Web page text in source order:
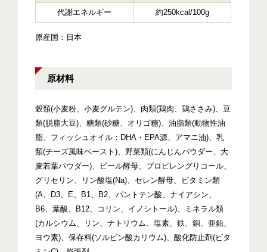
代謝エネルギー 約250kcal/100g
原産国：日本
原材料
穀類(小麦粉、小麦グルテン)、肉類(鶏肉、鶏ささみ)、豆
類(脱脂大豆)、糖類(砂糖、オリゴ糖)、油脂類(動物性油
脂、フィッシュオイル：DHA・EPA源、アマニ油)、乳
類(チーズ風味ペースト)、野菜類(にんじんパウダー、大
麦若葉パウダー)、ビール酵母、プロピレングリコール、
グリセリン、リン酸塩(Na)、セレン酵母、ビタミン類
(A、D3、E、B1、B2、パントテン酸、ナイアシン、
B6、葉酸、B12、コリン、イノシトール)、ミネラル類
(カルシウム、リン、ナトリウム、塩素、鉄、銅、亜鉛、
ヨウ素)、保存料(ソルビン酸カリウム)、酸化防止剤(ビタ